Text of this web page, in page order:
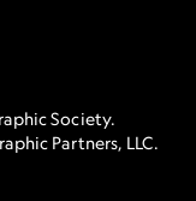
Society.
Partners, LLC.